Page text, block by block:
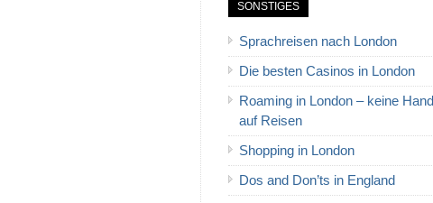
SONSTIGES
Sprachreisen nach London
Die besten Casinos in London
Roaming in London – keine
auf Reisen
Shopping in London
Dos and Don’ts in England